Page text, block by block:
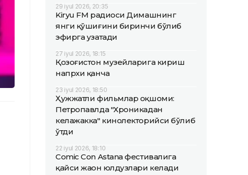
29 iyul 2026, 20:35
Kiryu FM радиоси Димашнинг
янги қўшиғини биринчи бўлиб
эфирга узатади
27 iyul 2026, 18:15
Қозоғистон музейларига кириш
напрхи қанча
23 iyul 2026, 18:50
Ҳужжатли фильмлар оқшоми:
Петропавлда "Хроникадан
келажакка" кинолекторийси бўлиб
ўтди
22 iyul 2026, 18:10
Comic Con Astana фестивалига
қайси жаҳон юлдузлари келади